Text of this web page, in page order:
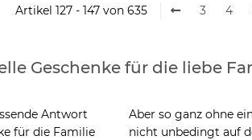
Artikel 127 - 147 von 635 3 4
Geschenke für die liebe
Antwort
für die Familie
Aber so ganz ohne
nicht unbedingt auf